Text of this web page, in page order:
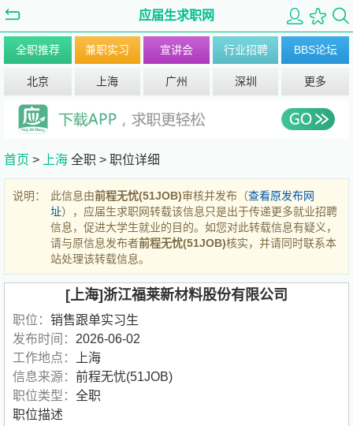
应届生求职网
全职推荐 兼职实习 宣讲会 行业招聘 BBS论坛
北京 上海 广州 深圳 更多
首页 > 上海 全职 > 职位详细
说明： 此信息由前程无忧(51JOB)审核并发布（查看原发布网
址），应届生求职网转载该信息只是出于传递更多就业招聘
信息，促进大学生就业的目的。如您对此转载信息有疑义，
请与原信息发布者前程无忧(51JOB)核实，并请同时联系本
站处理该转载信息。
[上海]浙江福莱新材料股份有限公司
职位： 销售跟单实习生
发布时间： 2026-06-02
工作地点：
上海
信息来源： 前程无忧(51JOB)
职位类型： 全职
职位描述